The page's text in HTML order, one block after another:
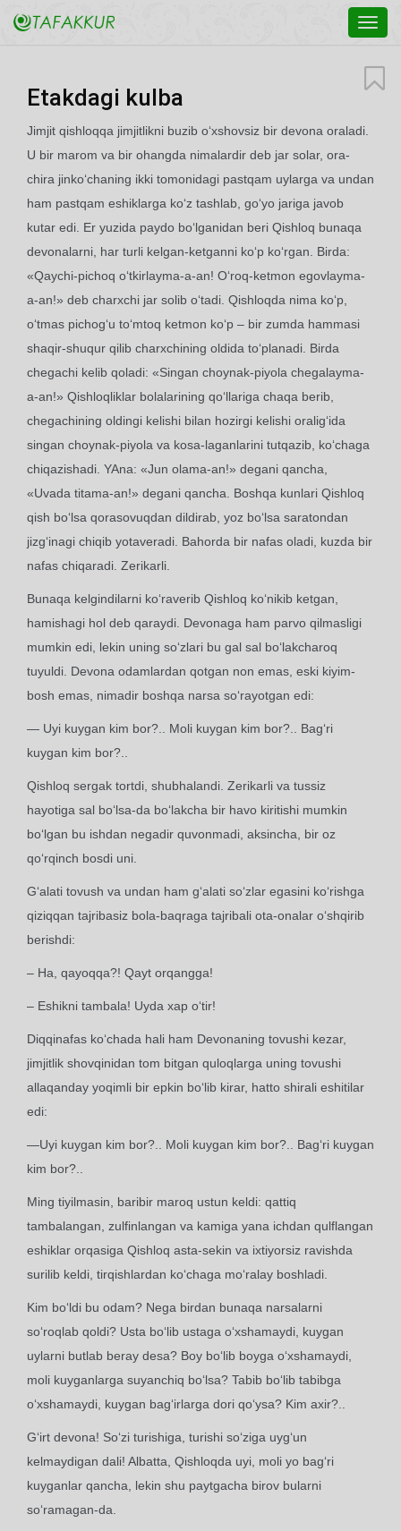
Etakdagi kulba
Jimjit qishloqqa jimjitlikni buzib o‘xshovsiz bir devona oraladi.
U bir marom va bir ohangda nimalardir deb jar solar, ora-
chira jinko‘chaning ikki tomonidagi pastqam uylarga va undan
ham pastqam eshiklarga ko‘z tashlab, go‘yo jariga javob
kutar edi. Er yuzida paydo bo‘lganidan beri Qishloq bunaqa
devonalarni, har turli kelgan-ketganni ko‘p ko‘rgan. Birda:
«Qaychi-pichoq o‘tkirlayma-a-an! O‘roq-ketmon egovlayma-
a-an!» deb charxchi jar solib o‘tadi. Qishloqda nima ko‘p,
o‘tmas pichog‘u to‘mtoq ketmon ko‘p – bir zumda hammasi
shaqir-shuqur qilib charxchining oldida to‘planadi. Birda
chegachi kelib qoladi: «Singan choynak-piyola chegalayma-
a-an!» Qishloqliklar bolalarining qo‘llariga chaqa berib,
chegachining oldingi kelishi bilan hozirgi kelishi oralig‘ida
singan choynak-piyola va kosa-laganlarini tutqazib, ko‘chaga
chiqazishadi. YAna: «Jun olama-an!» degani qancha,
«Uvada titama-an!» degani qancha. Boshqa kunlari Qishloq
qish bo‘lsa qorasovuqdan dildirab, yoz bo‘lsa saratondan
jizg‘inagi chiqib yotaveradi. Bahorda bir nafas oladi, kuzda bir
nafas chiqaradi. Zerikarli.
Bunaqa kelgindilarni ko‘raverib Qishloq ko‘nikib ketgan,
hamishagi hol deb qaraydi. Devonaga ham parvo qilmasligi
mumkin edi, lekin uning so‘zlari bu gal sal bo‘lakcharoq
tuyuldi. Devona odamlardan qotgan non emas, eski kiyim-
bosh emas, nimadir boshqa narsa so‘rayotgan edi:
— Uyi kuygan kim bor?.. Moli kuygan kim bor?.. Bag‘ri
kuygan kim bor?..
Qishloq sergak tortdi, shubhalandi. Zerikarli va tussiz
hayotiga sal bo‘lsa-da bo‘lakcha bir havo kiritishi mumkin
bo‘lgan bu ishdan negadir quvonmadi, aksincha, bir oz
qo‘rqinch bosdi uni.
G‘alati tovush va undan ham g‘alati so‘zlar egasini ko‘rishga
qiziqqan tajribasiz bola-baqraga tajribali ota-onalar o‘shqirib
berishdi:
– Ha, qayoqqa?! Qayt orqangga!
– Eshikni tambala! Uyda xap o‘tir!
Diqqinafas ko‘chada hali ham Devonaning tovushi kezar,
jimjitlik shovqinidan tom bitgan quloqlarga uning tovushi
allaqanday yoqimli bir epkin bo‘lib kirar, hatto shirali eshitilar
edi:
—Uyi kuygan kim bor?.. Moli kuygan kim bor?.. Bag‘ri kuygan
kim bor?..
Ming tiyilmasin, baribir maroq ustun keldi: qattiq
tambalangan, zulfinlangan va kamiga yana ichdan qulflangan
eshiklar orqasiga Qishloq asta-sekin va ixtiyorsiz ravishda
surilib keldi, tirqishlardan ko‘chaga mo‘ralay boshladi.
Kim bo‘ldi bu odam? Nega birdan bunaqa narsalarni
so‘roqlab qoldi? Usta bo‘lib ustaga o‘xshamaydi, kuygan
uylarni butlab beray desa? Boy bo‘lib boyga o‘xshamaydi,
moli kuyganlarga suyanchiq bo‘lsa? Tabib bo‘lib tabibga
o‘xshamaydi, kuygan bag‘irlarga dori qo‘ysa? Kim axir?..
G‘irt devona! So‘zi turishiga, turishi so‘ziga uyg‘un
kelmaydigan dali! Albatta, Qishloqda uyi, moli yo bag‘ri
kuyganlar qancha, lekin shu paytgacha birov bularni
so‘ramagan-da.